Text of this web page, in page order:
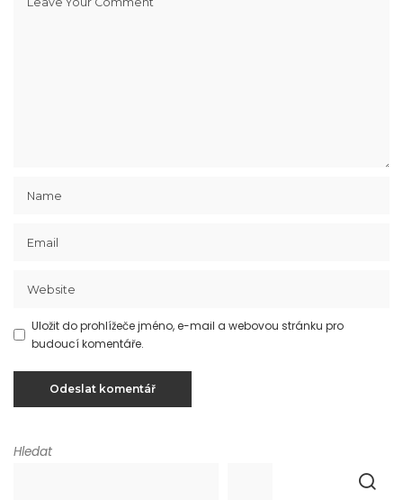
Uložit do prohlížeče jméno, e-mail a webovou stránku pro
budoucí komentáře.
Hledat